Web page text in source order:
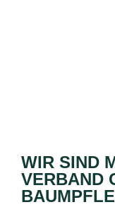
WIR SIND
VERBAND